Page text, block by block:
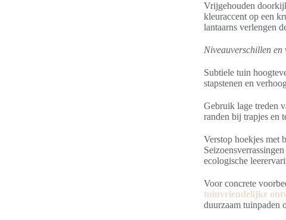
Vrijgehouden
kleuraccent op een
lantaarns verlengen
Niveauverschillen en
Subtiele tuin
stapstenen en
Gebruik lage treden
randen bij trapjes en
Verstop hoekjes met
ecologische
Voor concrete
tuinvriendelijke
duurzaam tuinpaden